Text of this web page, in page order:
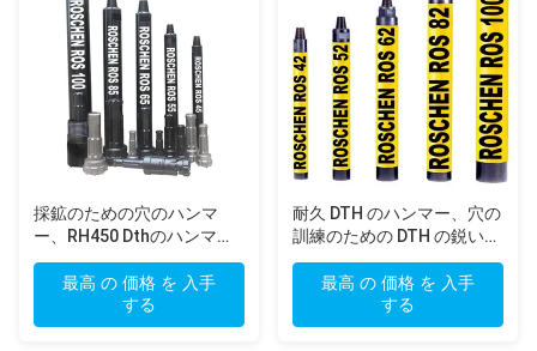
採鉱のための穴のハンマ
ー、RH450 Dthのハンマー
ビット及び構造の下であく
SD DTH
最高 の 価格 を 入手
する
耐久 DTH のハンマー、穴の
訓練のための DTH の鋭い用
具
最高 の 価格 を 入手
する